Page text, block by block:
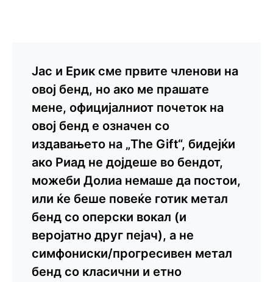
Јас и Ерик сме првите членови на
овој бенд, но ако ме прашате
мене, официјалниот почеток на
овој бенд е означен со
издавањето на „The Gift“, бидејќи
ако Риад не дојдеше во бендот,
можеби Долиа немаше да постои,
или ќе беше повеќе готик метал
бенд со оперски вокал (и
веројатно друг пејач), а не
симфониски/прогресивен метал
бенд со класични и етно